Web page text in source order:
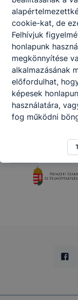
cookie-kat, de
Felhívjuk
honlapunk
megkönnyítése
alkalmazásának
előfordulhat,
képesek
használatára,
fog működni